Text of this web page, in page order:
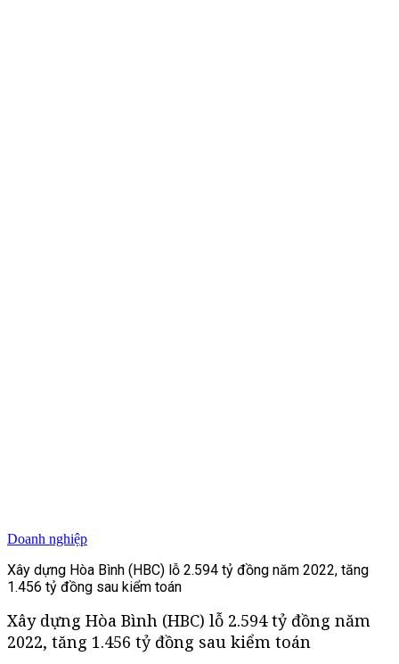
Doanh nghiệp
Xây dựng Hòa Bình (HBC) lỗ 2.594 tỷ đồng năm 2022, tăng
1.456 tỷ đồng sau kiểm toán
Xây dựng Hòa Bình (HBC) lỗ 2.594 tỷ đồng năm
2022, tăng 1.456 tỷ đồng sau kiểm toán